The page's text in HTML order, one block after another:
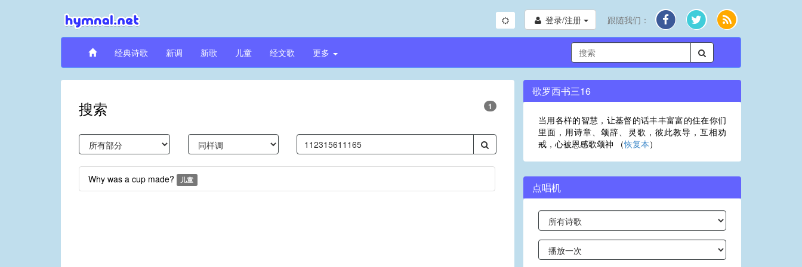
登录/注册 跟随我们：
经典诗歌 新调 新歌 儿童 经文歌 更多
搜索 1
Why was a cup made? 儿童
歌罗西书三16
当用各样的智慧，让基督的话丰丰富富的住在你们
里面，用诗章、颂辞、灵歌，彼此教导，互相劝
戒，心被恩感歌颂神 （恢复本）
点唱机